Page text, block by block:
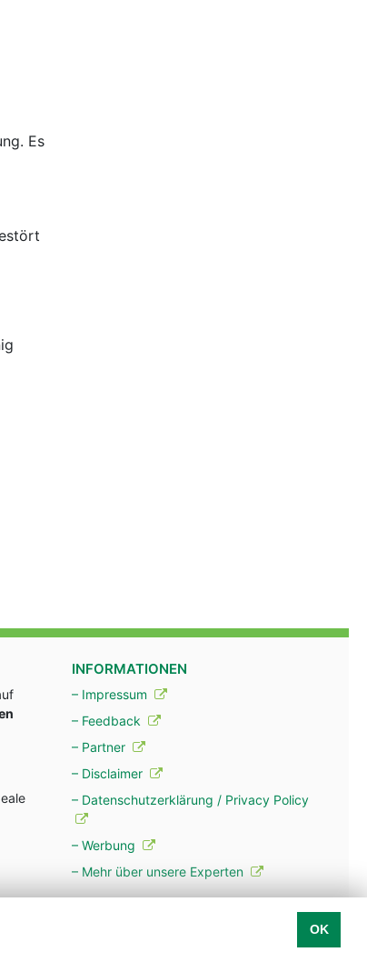
Es
INFORMATIONEN
– Impressum
– Feedback
– Partner
– Disclaimer
– Datenschutzerklärung / Privacy Policy
– Werbung
– Mehr über unsere Experten
OK